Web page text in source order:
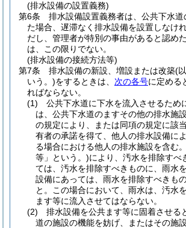
(排水設備の設置義務)
第6条
排水設備設置義務者は、公共下水
た場合、遅滞なく排水設備を設置しなけ
だし、管理者が特別の事由があると認め
は、この限りでない。
(排水設備の接続方法等)
第7条
排水設備の新設、増設または改築(
いう。)をするときは、 次の各号に定める
ればならない。
(1)
公共下水道に下水を流入させるため
は、公共下水道のますその他の排水施設
の規定により、または同項の規定に該
有者の承諾を得て、他人の排水設備に
る場合における他人の排水施設を含む
等」という。)により、汚水を排除すべ
ては、汚水を排除すべきものに、雨水
設備にあっては、雨水を排除すべきも
と。
この場合において、雨水は、汚水
ます等に流入させてはならない。
(2)
排水設備を公共ます等に固着させる
道の施設の機能を妨げ、またはその施